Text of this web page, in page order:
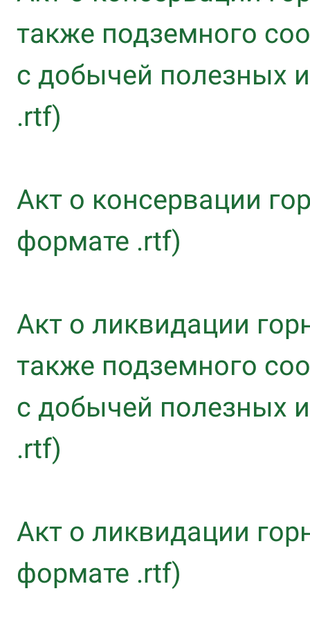
также подземного
с добычей полезных
.rtf)
Акт о консервации
формате .rtf)
Акт о ликвидации
также подземного
с добычей полезных
.rtf)
Акт о ликвидации
формате .rtf)